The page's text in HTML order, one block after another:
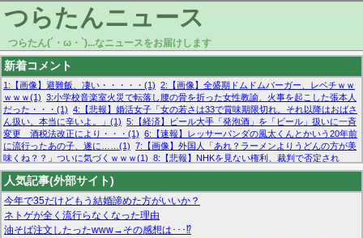
つらたんニュース
つらたん(´・ω・`)...なニュースをお届けします
新着コメント
1:【画像】避難飯、凄い・・・・・(1) 2:【画像】全盛期ドムドムバーガー、レベチｗｗ
ｗｗｗ(1) 3:小学校音楽室火災で転落し腰の骨を折った女性教諭、火事を起こした張本人
だった・・・(1) 4:【悲報】婚活女子「女の若さは33で賞味期限切れ。それ以降はおばさ
ん扱い。本当に辛いよ。」(1) 5:【経済】ビール大手「発泡酒」を「ビール」扱いに一斉
変更 酒税法改正により・・・(1) 6:【速報】レッサーパンダの風太くんとかいう20年前
に流行ったあの子、遂に……(1) 7:【画像】外国人「あれ？ラーメンよりうどんの方が美
味くね？？」ついに気づくｗｗｗ(1) 8:【悲報】NHKを見ない権利、裁判で否定され
る・・・(1) 9:欧州委員長「原発縮小は間違いでした」(1) 10:【悲報】日本企業の人手不
足、限界突破 52%「正社員も足りてません…」(1)
人気記事(外部サイト)
今年で35だけどもう結婚諦めた方がいいか？
ネトゲが全く流行らなくなった理由
油そば注文したったwww→その感想は･･･⁉